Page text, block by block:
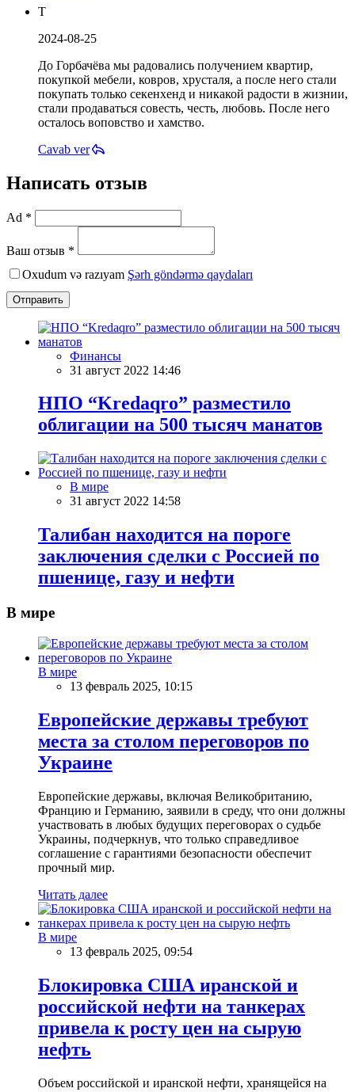
Т
2024-08-25
До Горбачёва мы радовались получением квартир,
покупкой мебели, ковров, хрусталя, а после него стали
покупать только секенхенд и никакой радости в жизнии,
стали продаваться совесть, честь, любовь. После него
осталось воповство и хамство.
Cavab ver
Написать отзыв
Ad *
Ваш отзыв *
Oxudum və razıyam Şərh göndərmə qaydaları
Отправить
Финансы
31 август 2022 14:46
НПО “Kredaqro” разместило
облигации на 500 тысяч манатов
В мире
31 август 2022 14:58
Талибан находится на пороге
заключения сделки с Россией по
пшенице, газу и нефти
В мире
В мире
13 февраль 2025, 10:15
Европейские державы требуют
места за столом переговоров по
Украине
Европейские державы, включая Великобританию,
Францию и Германию, заявили в среду, что они должны
участвовать в любых будущих переговорах о судьбе
Украины, подчеркнув, что только справедливое
соглашение с гарантиями безопасности обеспечит
прочный мир.
Читать далее
В мире
13 февраль 2025, 09:54
Блокировка США иранской и
российской нефти на танкерах
привела к росту цен на сырую
нефть
Объем российской и иранской нефти, хранящейся на